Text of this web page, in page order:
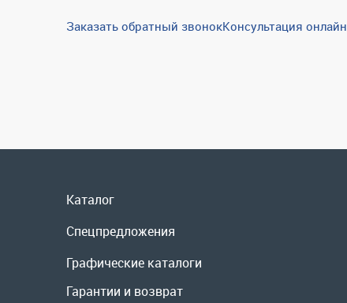
Заказать обратный звонокКонсультация онлайн
Каталог
Графические каталоги
Гарантии и возврат
Скидки